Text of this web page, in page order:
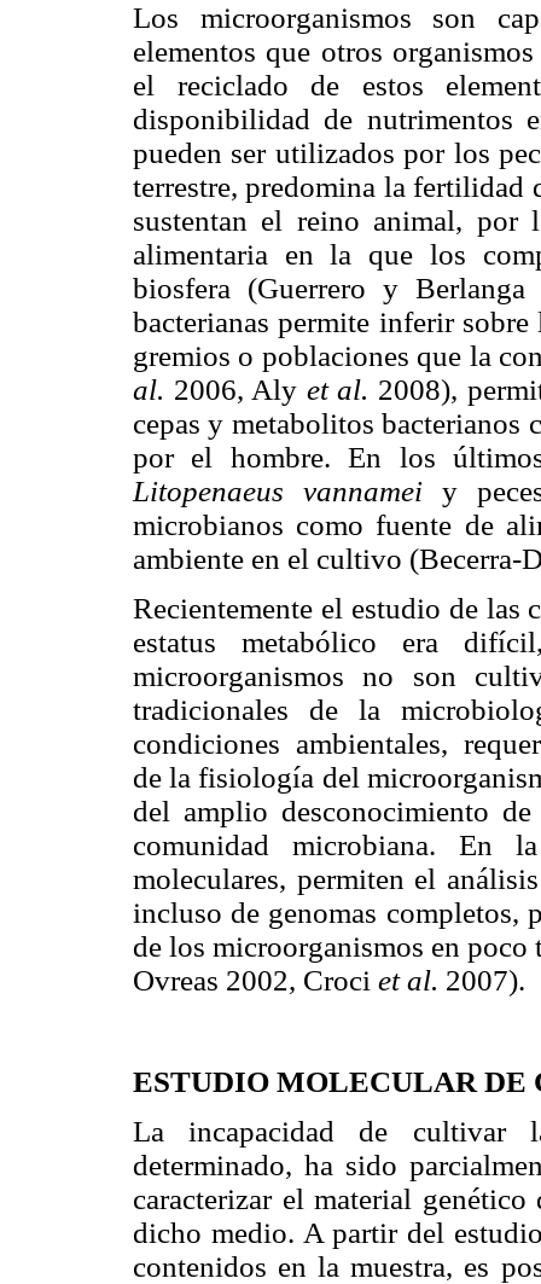
Los microorganismos son
elementos que otros
el reciclado de estos
disponibilidad de nutrimentos
pueden ser utilizados por los
terrestre, predomina la fertilidad
sustentan el reino animal, por
alimentaria en la que los
biosfera (Guerrero y
bacterianas permite inferir
gremios o poblaciones que la
al. 2006, Aly et al. 2008),
cepas y metabolitos bacterianos
por el hombre. En los
Litopenaeus vannameiy peces
microbianos como fuente de
ambiente en el cultivo (Becerra-
Recientemente el estudio de las
estatus metabólico era
microorganismos no son
tradicionales de la
condiciones ambientales,
de la fisiología del
del amplio desconocimiento
comunidad microbiana. En
moleculares, permiten el
incluso de genomas completos,
de los microorganismos en
Ovreas 2002, Croci et al. 2007).
ESTUDIO MOLECULAR DE
La incapacidad de cultivar
determinado, ha sido
caracterizar el material
dicho medio. A partir del
contenidos en la muestra, es